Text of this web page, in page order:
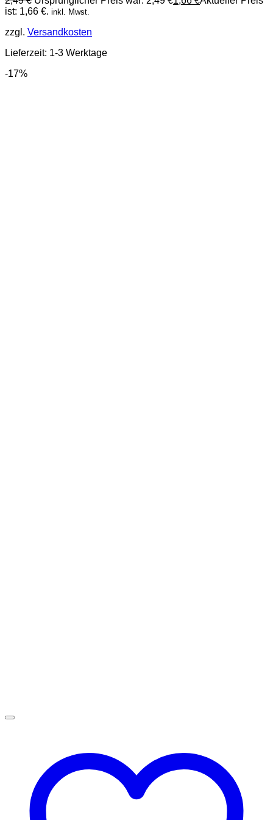
ist: 1,66 €. inkl. Mwst.
zzgl. Versandkosten
Lieferzeit: 1-3 Werktage
-17%